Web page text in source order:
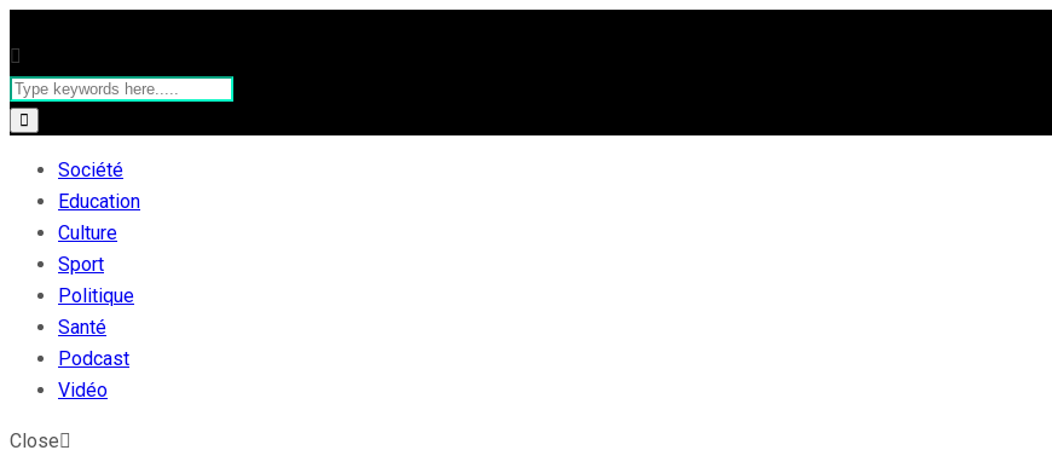
Société
Education
Culture
Sport
Politique
Santé
Podcast
Vidéo
Close